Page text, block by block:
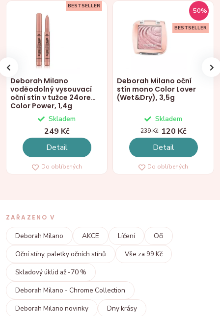
BESTSELLER
Deborah Milano
voděodolný vysouvací
oční stín v tužce 24ore
Color Power, 1,4g
Skladem
249 Kč
Detail
Do oblíbených
-50%
BESTSELLER
Deborah Milano oční
stín mono Color Lover
(Wet&Dry), 3,5g
Skladem
239 Kč 120 Kč
Detail
Do oblíbených
ZAŘAZENO V
Deborah Milano AKCE Líčení
Oči
Oční stíny, paletky očních stínů
Vše za 99 Kč
Skladový úklid až -70 %
Deborah Milano - Chrome Collection
Deborah Milano novinky
Dny krásy